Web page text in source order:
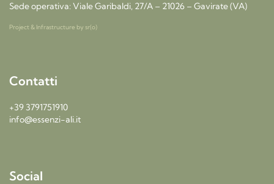
Sede operativa: Viale Garibaldi, 27/A – 21026 – Gavirate (VA)
Project & Infrastructure by sr(o)
Contatti
+39 3791751910
info@essenzi-ali.it
Social